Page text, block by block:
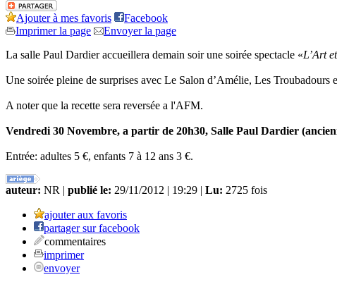
Ajouter à mes favoris
Facebook
Imprimer la page
Envoyer la page
La salle Paul Dardier accueillera demain soir une soirée spectacle «L’Art
Une soirée pleine de surprises avec Le Salon d’Amélie, Les
A noter que la recette sera reversée a l'AFM.
Vendredi 30 Novembre, a partir de 20h30, Salle Paul Dardier
Entrée: adultes 5 €, enfants 7 à 12 ans 3 €.
auteur: NR | publié le: 29/11/2012 | 19:29 | Lu: 2725 fois
ajouter aux favoris
partager sur facebook
commentaires
imprimer
envoyer